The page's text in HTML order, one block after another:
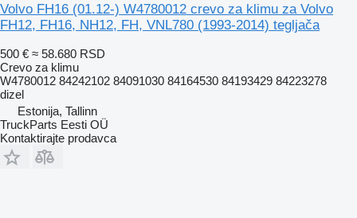
Volvo FH16 (01.12-) W4780012 crevo za klimu za Volvo
FH12, FH16, NH12, FH, VNL780 (1993-2014) tegljača
500 € ≈ 58.680 RSD
Crevo za klimu
W4780012 84242102 84091030 84164530 84193429 84223278
dizel
Estonija, Tallinn
TruckParts Eesti OÜ
Kontaktirajte prodavca